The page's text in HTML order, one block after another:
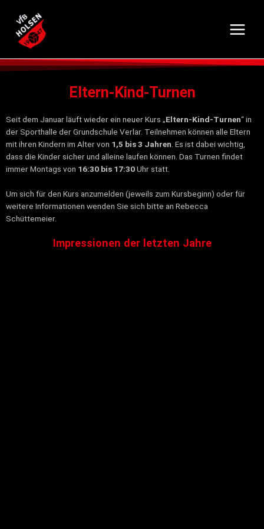
Eltern-Kind-Turnen
Seit dem Januar läuft wieder ein neuer Kurs „Eltern-Kind-Turnen“ in
der Sporthalle der Grundschule Verlar. Teilnehmen können alle Eltern
mit ihren Kindern im Alter von 1,5 bis 3 Jahren . Es ist dabei wichtig,
dass die Kinder sicher und alleine laufen können. Das Turnen findet
immer Montags von 16:30 bis 17:30Uhr statt.
Um sich für den Kurs anzumelden (jeweils zum Kursbeginn) oder für
weitere Informationen wenden Sie sich bitte an Rebecca
Schüttemeier.
Impressionen der letzten Jahre